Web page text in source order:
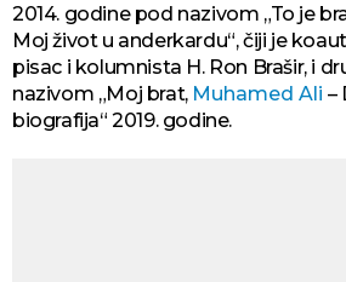
2014. godine pod nazivom „To je
Moj život u anderkardu“, čiji je
pisac i kolumnista H. Ron Brašir, i
nazivom „Moj brat, Muhamed Ali –
biografija“ 2019. godine.